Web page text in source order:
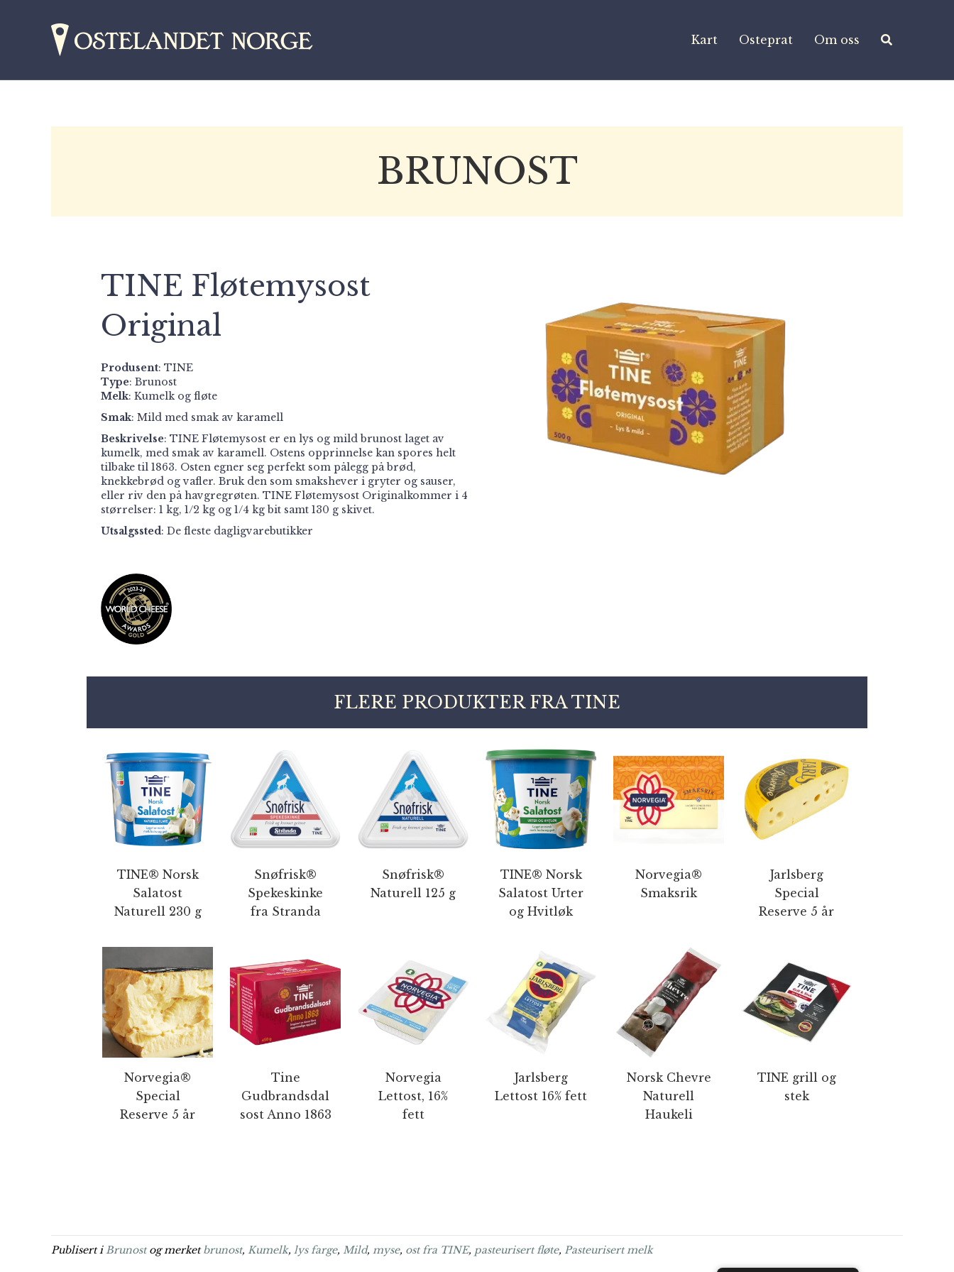
Kart Osteprat Om oss
BRUNOST
TINE Fløtemysost
Original
Produsent: TINE
Type: Brunost
Melk: Kumelk og fløte
Smak: Mild med smak av karamell
Beskrivelse: TINE Fløtemysost er en lys og mild brunost laget av
kumelk, med smak av karamell. Ostens opprinnelse kan spores helt
tilbake til 1863. Osten egner seg perfekt som pålegg på brød,
knekkebrød og vafler. Bruk den som smakshever i gryter og sauser,
eller riv den på havgregrøten. TINE Fløtemysost Originalkommer i 4
størrelser: 1 kg, 1/2 kg og 1/4 kg bit samt 130 g skivet.
Utsalgssted: De fleste dagligvarebutikker
FLERE PRODUKTER FRA TINE
TINE® Norsk
Salatost
Naturell 230 g
Snøfrisk®
Spekeskinke
fra Stranda
Snøfrisk®
Naturell 125 g
TINE® Norsk
Salatost Urter
og Hvitløk
Norvegia®
Smaksrik
Jarlsberg
Special
Reserve 5 år
Norvegia®
Special
Reserve 5 år
Tine
Gudbrandsdal
sost Anno 1863
Norvegia
Lettost, 16%
fett
Jarlsberg
Lettost 16% fett
Norsk Chevre
Naturell
Haukeli
TINE grill og
stek
Publisert iBrunostog merketbrunost, Kumelk, lys farge, Mild, myse, ost fra TINE, pasteurisert fløte, Pasteurisert melk